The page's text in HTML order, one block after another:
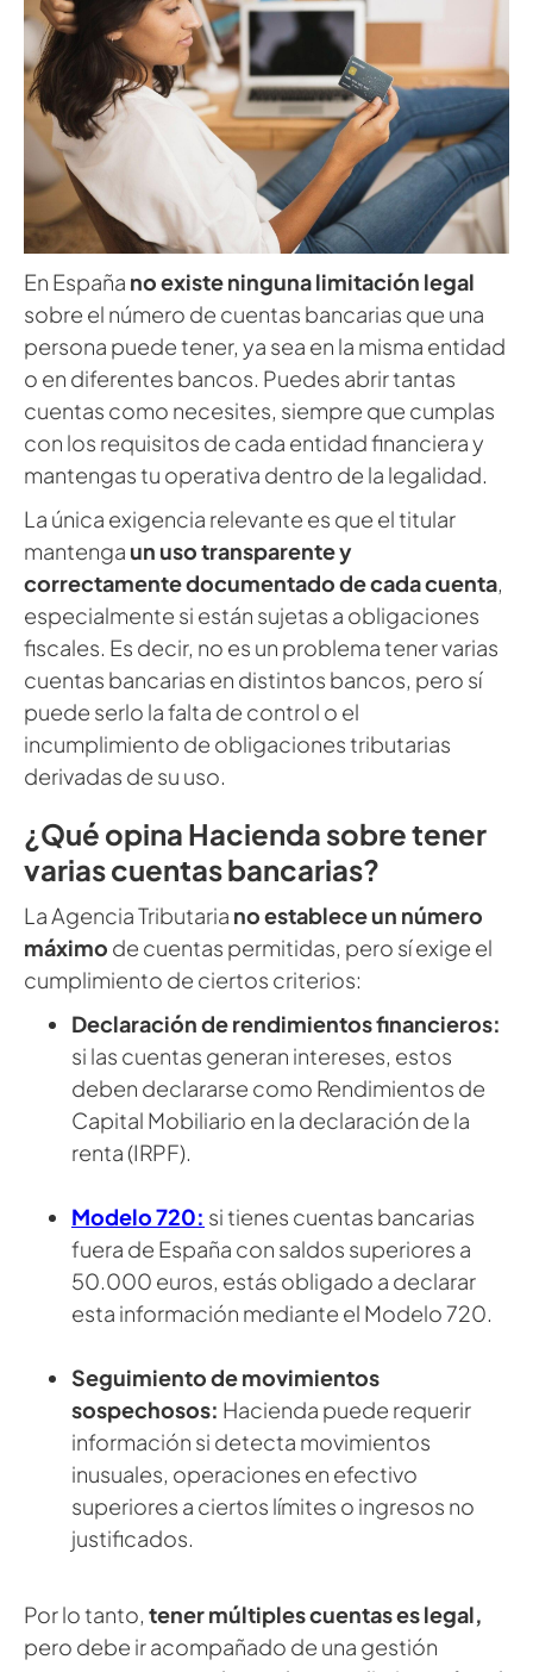
En España no existe ninguna limitación legal
sobre el número de cuentas bancarias que una
persona puede tener, ya sea en la misma entidad
o en diferentes bancos. Puedes abrir tantas
cuentas como necesites, siempre que cumplas
con los requisitos de cada entidad financiera y
mantengas tu operativa dentro de la legalidad.
La única exigencia relevante es que el titular
mantenga un uso transparente y
correctamente documentado de cada cuenta,
especialmente si están sujetas a obligaciones
fiscales. Es decir, no es un problema tener varias
cuentas bancarias en distintos bancos, pero sí
puede serlo la falta de control o el
incumplimiento de obligaciones tributarias
derivadas de su uso.
¿Qué opina Hacienda sobre tener
varias cuentas bancarias?
La Agencia Tributaria no establece un número
máximo de cuentas permitidas, pero sí exige el
cumplimiento de ciertos criterios:
Declaración de rendimientos financieros:
si las cuentas generan intereses, estos
deben declararse como Rendimientos de
Capital Mobiliario en la declaración de la
renta (IRPF).
Modelo 720: si tienes cuentas bancarias
fuera de España con saldos superiores a
50.000 euros, estás obligado a declarar
esta información mediante el Modelo 720.
Seguimiento de movimientos
sospechosos: Hacienda puede requerir
información si detecta movimientos
inusuales, operaciones en efectivo
superiores a ciertos límites o ingresos no
justificados.
Por lo tanto, tener múltiples cuentas es legal,
pero debe ir acompañado de una gestión